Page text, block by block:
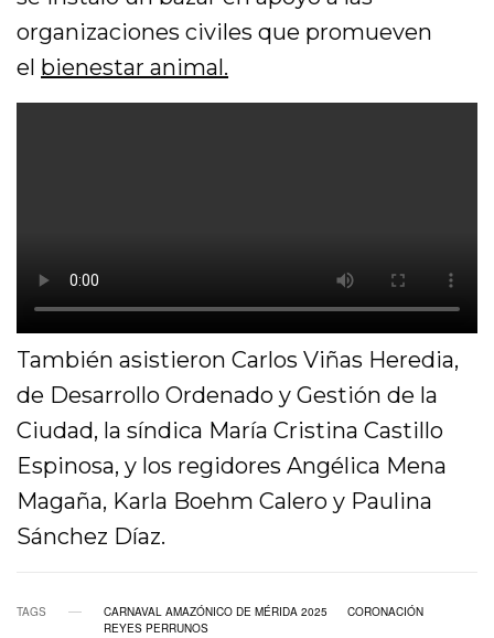
organizaciones civiles que promueven
el bienestar animal.
También asistieron Carlos Viñas Heredia,
de Desarrollo Ordenado y Gestión de la
Ciudad, la síndica María Cristina Castillo
Espinosa, y los regidores Angélica Mena
Magaña, Karla Boehm Calero y Paulina
Sánchez Díaz.
TAGS CARNAVAL AMAZÓNICO DE MÉRIDA 2025
CORONACIÓN
REYES PERRUNOS